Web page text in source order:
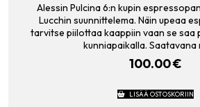
Alessin Pulcina 6:n kupin
Lucchin suunnittelema. Näin upeaa
tarvitse piilottaa kaappiin vaan se saa
kunniapaikalla. Saatavana
100.00€
LISÄÄ OSTOSKORIIN